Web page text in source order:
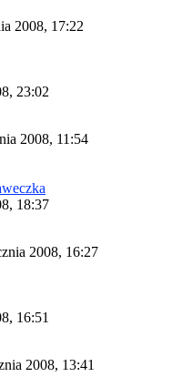
2008, 17:22
23:02
2008, 11:54
18:37
2008, 16:27
16:51
2008, 13:41